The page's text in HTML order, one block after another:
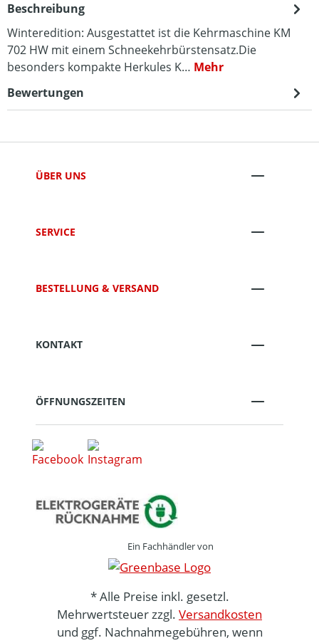
Beschreibung
Winteredition: Ausgestattet ist die Kehrmaschine KM
702 HW mit einem Schneekehrbürstensatz.Die
besonders kompakte Herkules K… Mehr
Bewertungen
ÜBER UNS
SERVICE
BESTELLUNG & VERSAND
KONTAKT
ÖFFNUNGSZEITEN
Ein Fachhändler von
* Alle Preise inkl. gesetzl.
Mehrwertsteuer zzgl. Versandkosten
und ggf. Nachnahmegebühren, wenn